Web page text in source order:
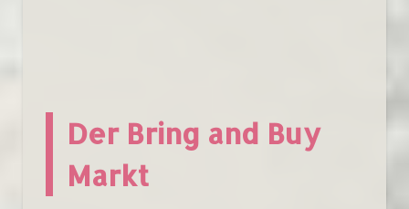
Der Bring and Buy
Markt